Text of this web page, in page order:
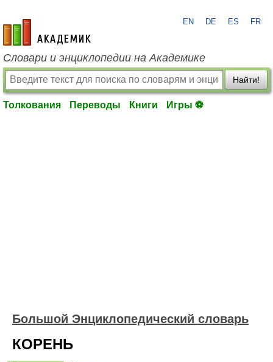
academic.ru
EN DE ES FR
Словари и энциклопедии на Академике
Найти!
Толкования Переводы Книги Игры ⚽
Большой Энциклопедический словарь
КОРЕНЬ